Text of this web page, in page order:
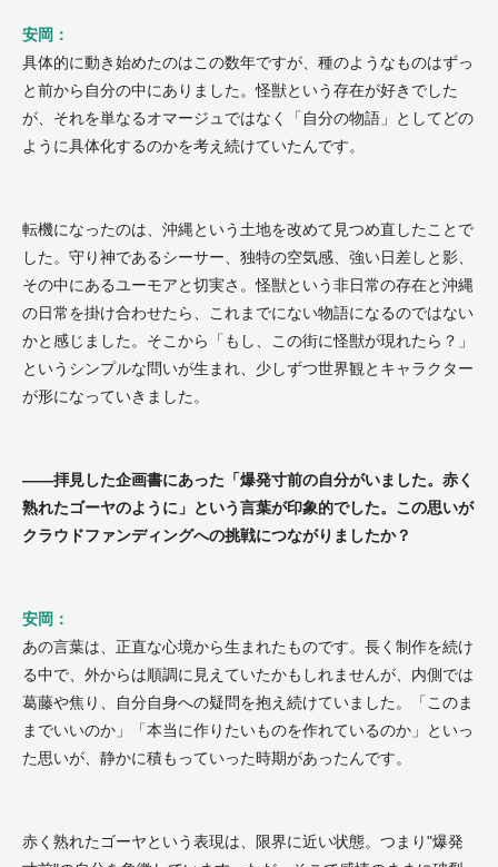
安岡：
具体的に動き始めたのはこの数年ですが、種のようなものはずっ
と前から自分の中にありました。怪獣という存在が好きでした
が、それを単なるオマージュではなく「自分の物語」としてどの
ように具体化するのかを考え続けていたんです。
転機になったのは、沖縄という土地を改めて見つめ直したことで
した。守り神であるシーサー、独特の空気感、強い日差しと影、
その中にあるユーモアと切実さ。怪獣という非日常の存在と沖縄
の日常を掛け合わせたら、これまでにない物語になるのではない
かと感じました。そこから「もし、この街に怪獣が現れたら？」
というシンプルな問いが生まれ、少しずつ世界観とキャラクター
が形になっていきました。
——拝見した企画書にあった「爆発寸前の自分がいました。赤く
熟れたゴーヤのように」という言葉が印象的でした。この思いが
クラウドファンディングへの挑戦につながりましたか？
安岡：
あの言葉は、正直な心境から生まれたものです。長く制作を続け
る中で、外からは順調に見えていたかもしれませんが、内側では
葛藤や焦り、自分自身への疑問を抱え続けていました。「このま
までいいのか」「本当に作りたいものを作れているのか」といっ
た思いが、静かに積もっていった時期があったんです。
赤く熟れたゴーヤという表現は、限界に近い状態。つまり"爆発